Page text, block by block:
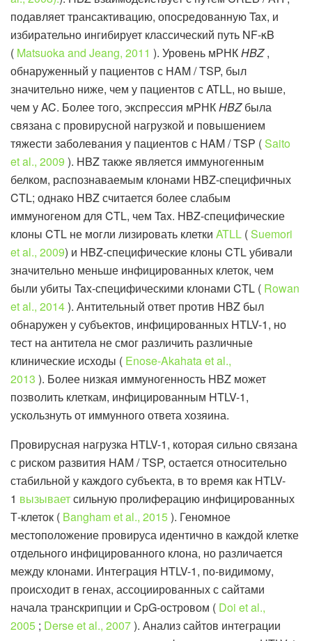
подавляет трансактивацию, опосредованную Tax, и
избирательно ингибирует классический путь NF-κB
( Matsuoka and Jeang, 2011 ). Уровень мРНКHBZ,
обнаруженный у пациентов с HAM / TSP, был
значительно ниже, чем у пациентов с ATLL, но выше,
чем у AC. Более того, экспрессия мРНКHBZбыла
связана с провирусной нагрузкой и повышением
тяжести заболевания у пациентов с HAM / TSP (Saito
et al., 2009 ). HBZ также является иммуногенным
белком, распознаваемым клонами HBZ-специфичных
CTL; однако HBZ считается более слабым
иммуногеном для CTL, чем Tax. HBZ-специфические
клоны CTL не могли лизировать клетки ATLL (Suemori
et al., 2009) и HBZ-специфические клоны CTL убивали
значительно меньше инфицированных клеток, чем
были убиты Tax-специфическими клонами CTL ( Rowan
et al., 2014). Антительный ответ против HBZ был
обнаружен у субъектов, инфицированных HTLV-1, но
тест на антитела не смог различить различные
клинические исходы ( Enose-Akahata et al.,
2013 ). Более низкая иммуногенность HBZ может
позволить клеткам, инфицированным HTLV-1,
ускользнуть от иммунного ответа хозяина.
Провирусная нагрузка HTLV-1, которая сильно связана
с риском развития HAM / TSP, остается относительно
стабильной у каждого субъекта, в то время как HTLV-
1 вызываетсильную пролиферацию инфицированных
Т-клеток ( Bangham et al., 2015). Геномное
местоположение провируса идентично в каждой клетке
отдельного инфицированного клона, но различается
между клонами. Интеграция HTLV-1, по-видимому,
происходит в генах, ассоциированных с сайтами
начала транскрипции и CpG-островом ( Doi et al.,
2005 ; Derse et al., 2007). Анализ сайтов интеграции